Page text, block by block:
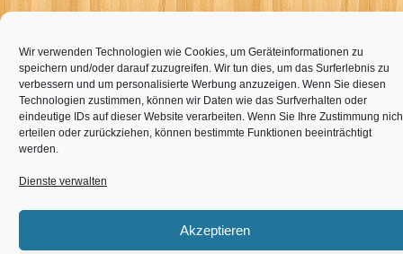
Wir verwenden Technologien wie Cookies, um Geräteinformationen zu
speichern und/oder darauf zuzugreifen. Wir tun dies, um das Surferlebnis zu
verbessern und um personalisierte Werbung anzuzeigen. Wenn Sie diesen
Technologien zustimmen, können wir Daten wie das Surfverhalten oder
eindeutige IDs auf dieser Website verarbeiten. Wenn Sie Ihre Zustimmung
erteilen oder zurückziehen, können bestimmte Funktionen beeinträchtigt
werden.
Dienste verwalten
Akzeptieren